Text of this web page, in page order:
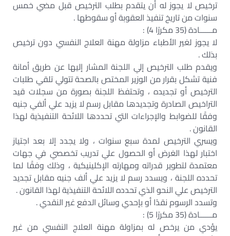
ترخيص لا يجوز له أن يتقدم بطلب الترخيص قبل مضي خمس
سنوات من تاريخ تنفيذ العقوبة أو سقوطها .
مــــــادة (35 مكررًا 4) :
لا يجوز لغير الأطباء مزاولة مهنة العلاج النفسي دون ترخيص
بذلك .
ويقدم طلب الترخيص إلي اللجنة المشار إليها عن طريق أمانة
فنية تشكل بقرار من الوزير المختص بالصحة تتولي تلقي طلبات
الترخيص أو تجديده ، وتحتفظ اللجنة بصورة من سجلات قيد
التراخيص الصادرة وتجديدها مقابل رسم لا يزيد علي ألفي جنيه
وفقًا للضوابط والإجراءات التي تحددها اللائحة التنفيذية لهذا
القانون .
ويسري الترخيص لمدة سبع سنوات ، ولا يجدد إلا بعد اجتياز
اختبار لهذا الغرض أو الحصول علي تدريب تخصصي في جهات
معتمدة لتطوير قدراته ومهارته الإكلينيكية ، وذلك وفقًا لما
تحدده اللجنة ، ويسدد رسم لا يزيد علي ألف جنيه مقابل تجديد
الترخيص علي النحو الذي تحدده اللائحة التنفيذية لهذا القانون .
وتسدد الرسوم نقدًا أو بإحدي وسائل الدفع غير النقدي .
مــــــادة (35 مكررًا 5) :
يؤدي من يرخص له بمزاولة مهنة العلاج النفسي من غير